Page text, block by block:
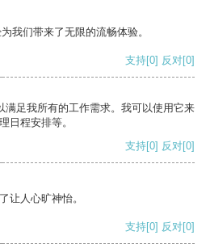
我们带来了无限的流畅体验。
支持[0] 反对[0]
满足我所有的工作需求。我可以使用它来
日程安排等。
支持[0] 反对[0]
让人心旷神怡。
支持[0] 反对[0]